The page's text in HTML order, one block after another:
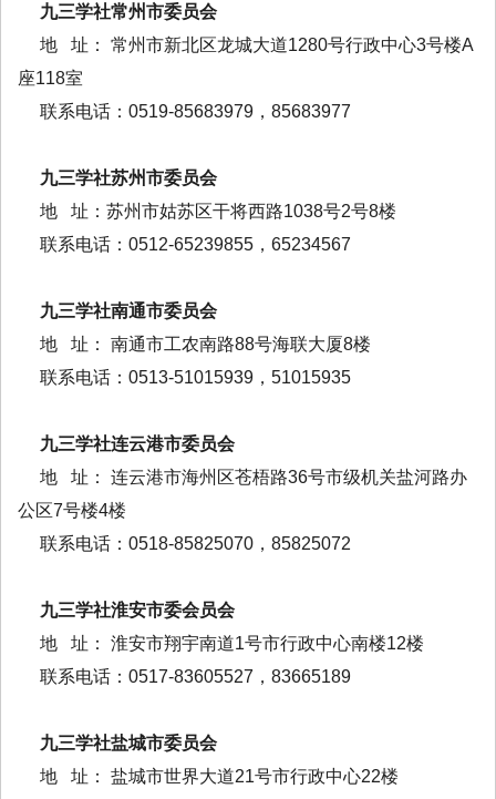
九三学社常州市委员会
地 址： 常州市新北区龙城大道1280号行政中心3号楼A
座118室
联系电话：0519-85683979，85683977
九三学社苏州市委员会
地 址：苏州市姑苏区干将西路1038号2号8楼
联系电话：0512-65239855，65234567
九三学社南通市委员会
地 址： 南通市工农南路88号海联大厦8楼
联系电话：0513-51015939，51015935
九三学社连云港市委员会
地 址： 连云港市海州区苍梧路36号市级机关盐河路办
公区7号楼4楼
联系电话：0518-85825070，85825072
九三学社淮安市委会员会
地 址： 淮安市翔宇南道1号市行政中心南楼12楼
联系电话：0517-83605527，83665189
九三学社盐城市委员会
地 址： 盐城市世界大道21号市行政中心22楼